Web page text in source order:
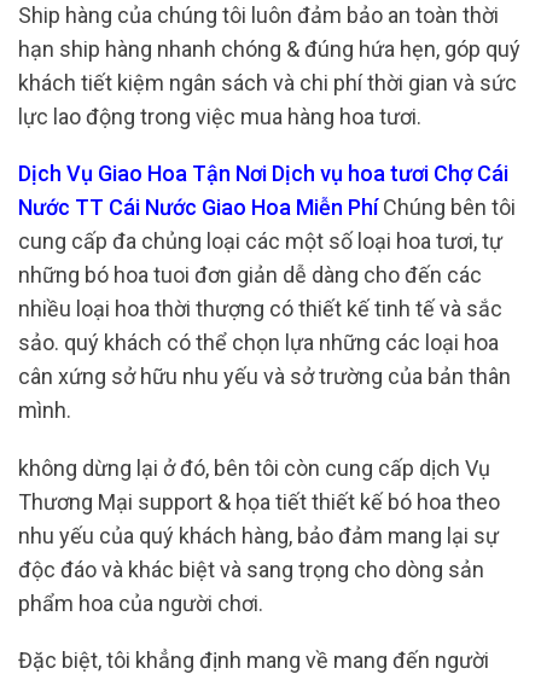
Ship hàng của chúng tôi luôn đảm bảo an toàn thời
hạn ship hàng nhanh chóng & đúng hứa hẹn, góp quý
khách tiết kiệm ngân sách và chi phí thời gian và sức
lực lao động trong việc mua hàng hoa tươi.
Dịch Vụ Giao Hoa Tận Nơi Dịch vụ hoa tươi Chợ Cái
Nước TT Cái Nước Giao Hoa Miễn PhíChúng bên tôi
cung cấp đa chủng loại các một số loại hoa tươi, tự
những bó hoa tuoi đơn giản dễ dàng cho đến các
nhiều loại hoa thời thượng có thiết kế tinh tế và sắc
sảo. quý khách có thể chọn lựa những các loại hoa
cân xứng sở hữu nhu yếu và sở trường của bản thân
mình.
không dừng lại ở đó, bên tôi còn cung cấp dịch Vụ
Thương Mại support & họa tiết thiết kế bó hoa theo
nhu yếu của quý khách hàng, bảo đảm mang lại sự
độc đáo và khác biệt và sang trọng cho dòng sản
phẩm hoa của người chơi.
Đặc biệt, tôi khẳng định mang về mang đến người